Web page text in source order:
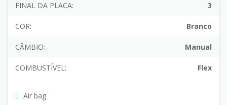
FINAL DA PLACA: 3
COR: Branco
CÂMBIO: Manual
COMBUSTÍVEL: Flex
Air bag